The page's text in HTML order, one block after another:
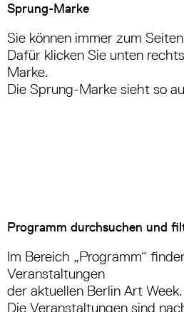
Sprung-Marke
Sie können immer zum
Dafür klicken Sie unten
Marke.
Die Sprung-Marke sieht so
Programm durchsuchen und
Im Bereich „Programm“
Veranstaltungen
der aktuellen Berlin Art Week.
Die Veranstaltungen sind